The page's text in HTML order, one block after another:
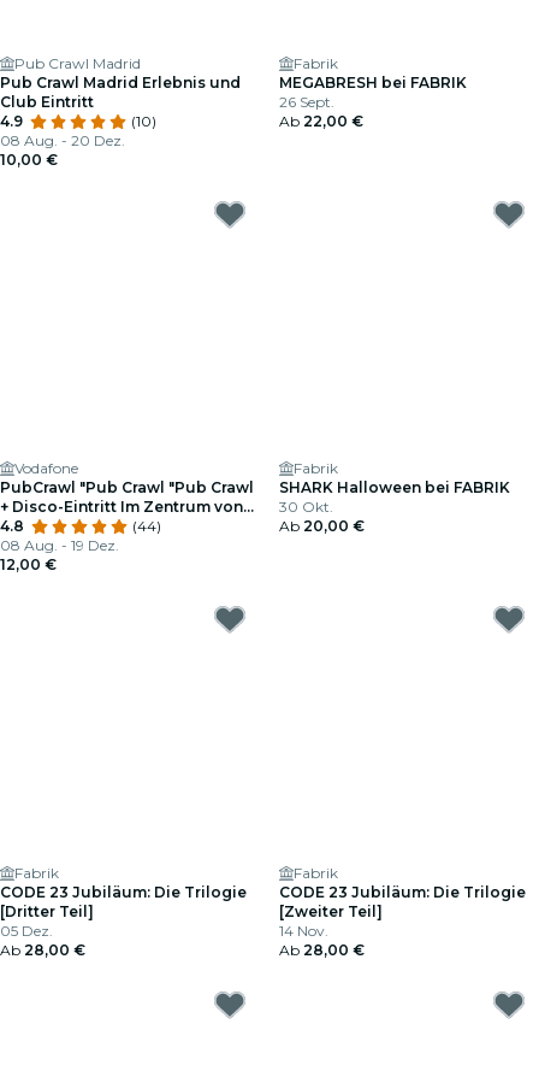
Pub Crawl Madrid
Pub Crawl Madrid Erlebnis und
Club Eintritt
4.9
(10)
08 Aug. - 20 Dez.
10,00 €
Fabrik
MEGABRESH bei FABRIK
26 Sept.
Ab 22,00 €
Vodafone
PubCrawl "Pub Crawl "Pub Crawl
+ Disco-Eintritt Im Zentrum von
Madrid
4.8
(44)
08 Aug. - 19 Dez.
12,00 €
Fabrik
SHARK Halloween bei FABRIK
30 Okt.
Ab 20,00 €
Fabrik
CODE 23 Jubiläum: Die Trilogie
[Dritter Teil]
05 Dez.
Ab 28,00 €
Fabrik
CODE 23 Jubiläum: Die Trilogie
[Zweiter Teil]
14 Nov.
Ab 28,00 €